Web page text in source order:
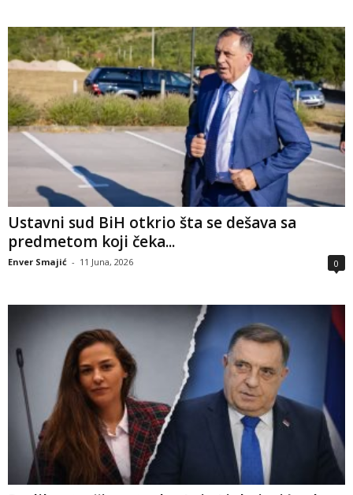
Ustavni sud BiH otkrio šta se dešava sa
predmetom koji čeka...
Enver Smajić - 11 Juna, 2026 0